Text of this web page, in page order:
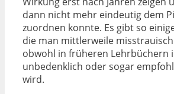
dann nicht mehr eindeutig dem
zuordnen konnte. Es gibt so
die man mittlerweile
obwohl in früheren Lehrbüchern
unbedenklich oder sogar
wird.